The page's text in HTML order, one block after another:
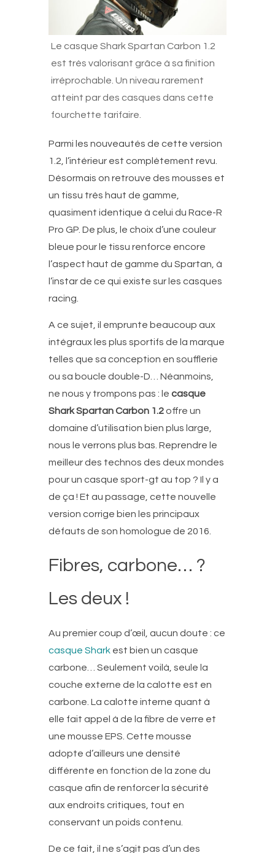
Le casque Shark Spartan Carbon 1.2
est très valorisant grâce à sa finition
irréprochable. Un niveau rarement
atteint par des casques dans cette
fourchette tarifaire.
Parmi les nouveautés de cette version
1.2, l’intérieur est complètement revu.
Désormais on retrouve des mousses et
un tissu très haut de gamme,
quasiment identique à celui du Race-R
Pro GP. De plus, le choix d’une couleur
bleue pour le tissu renforce encore
l’aspect haut de gamme du Spartan, à
l’instar de ce qui existe sur les casques
racing.
A ce sujet, il emprunte beaucoup aux
intégraux les plus sportifs de la marque
telles que sa conception en soufflerie
ou sa boucle double-D… Néanmoins,
ne nous y trompons pas : le casque
Shark Spartan Carbon 1.2offre un
domaine d’utilisation bien plus large,
nous le verrons plus bas. Reprendre le
meilleur des technos des deux mondes
pour un casque sport-gt au top ? Il y a
de ça ! Et au passage, cette nouvelle
version corrige bien les principaux
défauts de son homologue de 2016.
Fibres, carbone… ?
Les deux !
Au premier coup d’œil, aucun doute : ce
casque Shark est bien un casque
carbone… Seulement voilà, seule la
couche externe de la calotte est en
carbone. La calotte interne quant à
elle fait appel à de la fibre de verre et
une mousse EPS. Cette mousse
adopte d’ailleurs une densité
différente en fonction de la zone du
casque afin de renforcer la sécurité
aux endroits critiques, tout en
conservant un poids contenu.
De ce fait, il ne s’agit pas d’un des